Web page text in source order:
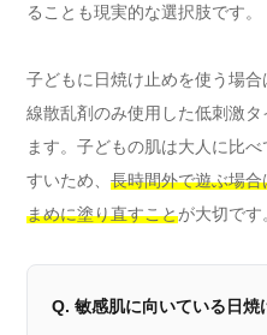
ることも現実的な選択肢です。
子どもに日焼け止めを使う場
線散乱剤のみ使用した低刺激
ます。子どもの肌は大人に比
すいため、 長時間外で遊ぶ場
まめに塗り直すことが大切です
Q. 敏感肌に向いている日焼